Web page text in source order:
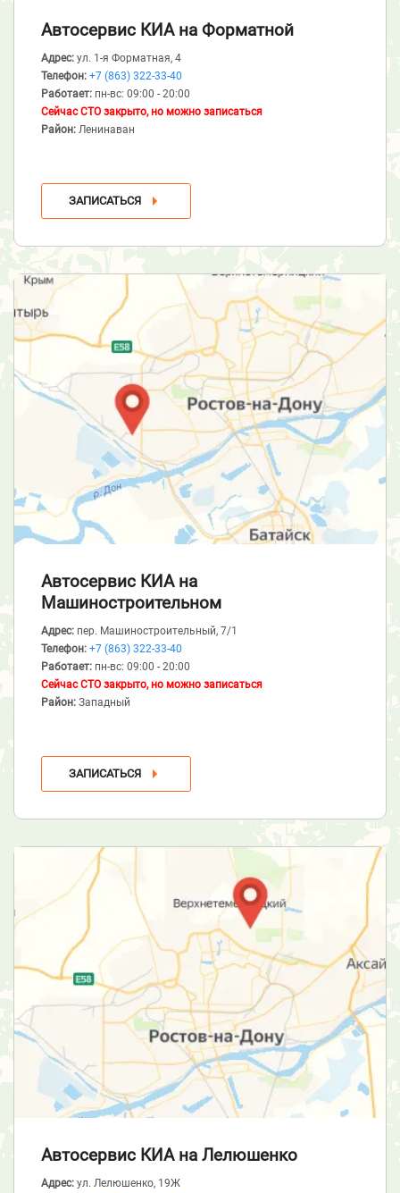
Автосервис КИА на Форматной
Адрес: ул. 1-я Форматная, 4
Телефон: +7 (863) 322-33-40
Работает: пн-вс: 09:00 - 20:00
Сейчас СТО закрыто, но можно записаться
Район: Ленинаван
ЗАПИСАТЬСЯ
Автосервис КИА на
Машиностроительном
Адрес: пер. Машиностроительный, 7/1
Телефон: +7 (863) 322-33-40
Работает: пн-вс: 09:00 - 20:00
Сейчас СТО закрыто, но можно записаться
Район: Западный
ЗАПИСАТЬСЯ
Автосервис КИА на Лелюшенко
Адрес: ул. Лелюшенко, 19Ж